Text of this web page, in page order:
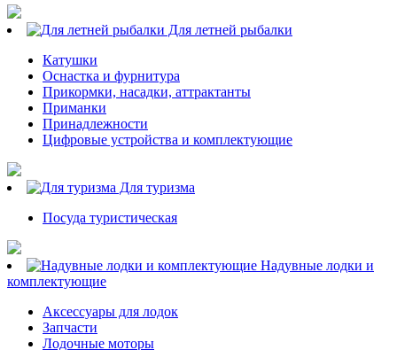
Для летней рыбалки
Катушки
Оснастка и фурнитура
Прикормки, насадки, аттрактанты
Приманки
Принадлежности
Цифровые устройства и комплектующие
Для туризма
Посуда туристическая
Надувные лодки и
комплектующие
Аксессуары для лодок
Запчасти
Лодочные моторы